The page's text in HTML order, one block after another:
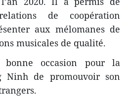
de coopération
aux mélomanes de
musicales de qualité.
bonne occasion pour la
Ninh de promouvoir son